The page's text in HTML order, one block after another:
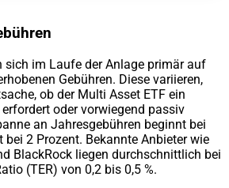
sich im Laufe der Anlage primär auf
Gebühren. Diese variieren,
ob der Multi Asset ETF ein
oder vorwiegend passiv
an Jahresgebühren beginnt bei
bei 2 Prozent. Bekannte Anbieter wie
BlackRock liegen durchschnittlich bei
(TER) von 0,2 bis 0,5 %.